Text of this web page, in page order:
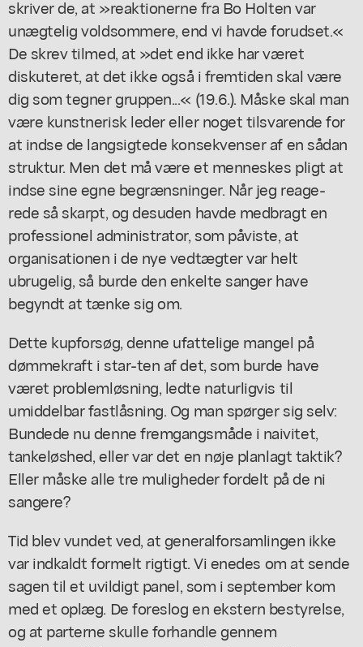
skriver de, at »reaktionerne fra Bo Holten var
unægtelig voldsommere, end vi havde forudset.«
De skrev tilmed, at »det end ikke har været
diskuteret, at det ikke også i fremtiden skal være
dig som tegner gruppen...« (19.6.). Måske skal man
være kunstnerisk leder eller noget tilsvarende for
at indse de langsigtede konsekvenser af en sådan
struktur. Men det må være et menneskes pligt at
indse sine egne begrænsninger. Når jeg reage-
rede så skarpt, og desuden havde medbragt en
professionel administrator, som påviste, at
organisationen i de nye vedtægter var helt
ubrugelig, så burde den enkelte sanger have
begyndt at tænke sig om.
Dette kupforsøg, denne ufattelige mangel på
dømmekraft i star-ten af det, som burde have
været problemløsning, ledte naturligvis til
umiddelbar fastlåsning. Og man spørger sig selv:
Bundede nu denne fremgangsmåde i naivitet,
tankeløshed, eller var det en nøje planlagt taktik?
Eller måske alle tre muligheder fordelt på de ni
sangere?
Tid blev vundet ved, at generalforsamlingen ikke
var indkaldt formelt rigtigt. Vi enedes om at sende
sagen til et uvildigt panel, som i september kom
med et oplæg. De foreslog en ekstern bestyrelse,
og at parterne skulle forhandle gennem